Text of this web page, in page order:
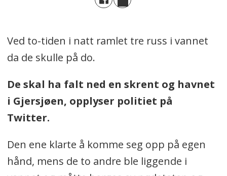
Ved to-tiden i natt ramlet tre russ i vannet
da de skulle på do.
De skal ha falt ned en skrent og havnet
i Gjersjøen, opplyser politiet på
Twitter.
Den ene klarte å komme seg opp på egen
hånd, mens de to andre ble liggende i